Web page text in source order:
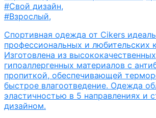
#Свой дизайн,
#Взрослый,
Спортивная одежда от Cikers
профессиональных и любительских
Изготовлена из высококачественных
гипоаллергенных материалов с
пропиткой, обеспечивающей
быстрое влагоотведение. Одежда
эластичностью в 5 направлениях и
дизайном.